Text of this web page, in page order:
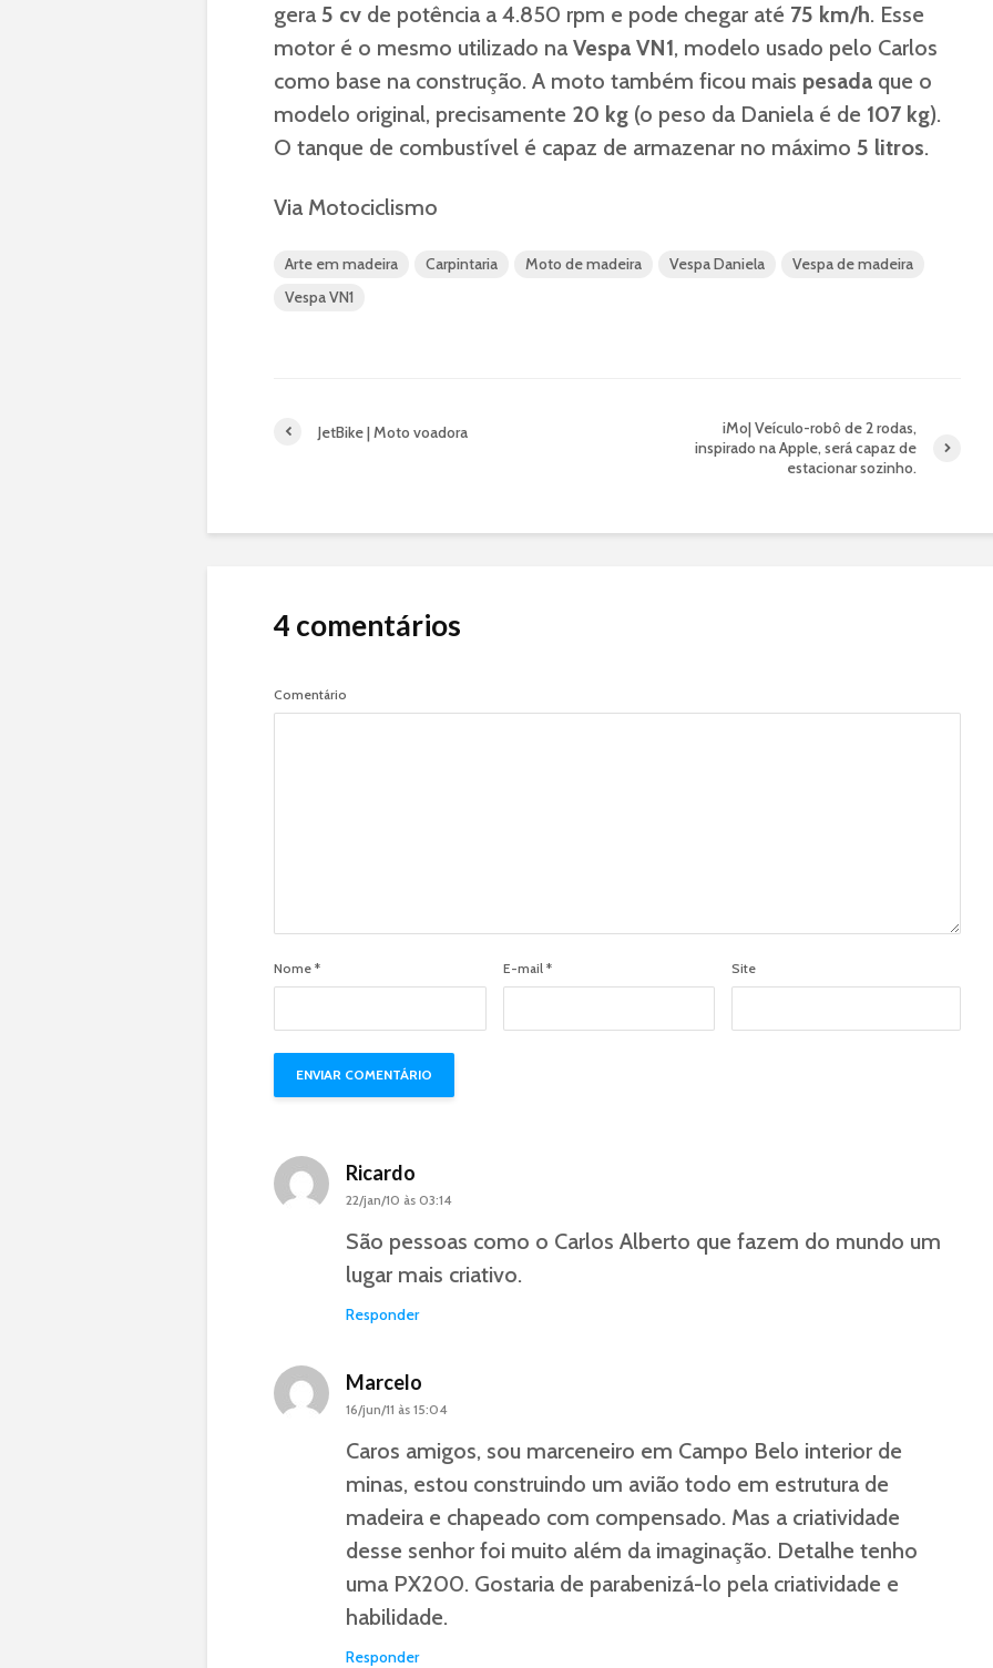
gera5 cv de potência a 4.850 rpm e pode chegar até 75 km/h. Esse
motor é o mesmo utilizado naVespa VN1, modelo usado pelo Carlos
como base na construção. A moto também ficou mais pesada que o
modelo original, precisamente 20 kg (o peso da Daniela é de 107 kg).
O tanque de combustível é capaz de armazenar no máximo 5 litros.
Via Motociclismo
Arte em madeira Carpintaria Moto de madeira Vespa Daniela
Vespa de madeira
Vespa VN1
JetBike | Moto voadora
iMo| Veículo-robô de 2 rodas,
inspirado na Apple, será capaz de
estacionar sozinho.
4 comentários
Comentário
Nome * E-mail * Site
Ricardo
22/jan/10 às 03:14
São pessoas como o Carlos Alberto que fazem do mundo um
lugar mais criativo.
Responder
Marcelo
16/jun/11 às 15:04
Caros amigos, sou marceneiro em Campo Belo interior de
minas, estou construindo um avião todo em estrutura de
madeira e chapeado com compensado. Mas a criatividade
desse senhor foi muito além da imaginação. Detalhe tenho
uma PX200. Gostaria de parabenizá-lo pela criatividade e
habilidade.
Responder